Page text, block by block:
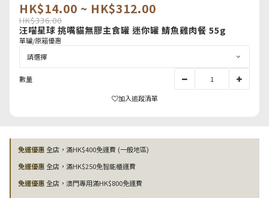
HK$14.00 ~ HK$312.00
HK$336.00
汪喵星球 挑嘴貓無膠主食罐 迷你罐 鯖魚雞肉餐 55g
單罐/原箱優惠
數量
加入追蹤清單
免運優惠全店，滿HK$400免運費 (一般地區)
免運優惠全店，滿HK$250免智能櫃運費
免運優惠全店，澳門專用滿HK$800免運費